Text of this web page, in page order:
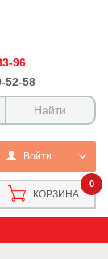
96
52-58
Войти
0
КОРЗИНА